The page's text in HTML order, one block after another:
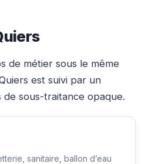
de métier sous le même
est suivi par un
sous-traitance opaque.
sanitaire, ballon d’eau